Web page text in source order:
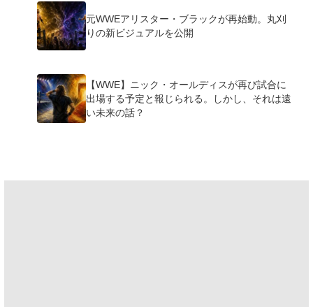
元WWEアリスター・ブラックが再始動。丸刈
りの新ビジュアルを公開
【WWE】ニック・オールディスが再び試合に
出場する予定と報じられる。しかし、それは遠
い未来の話？